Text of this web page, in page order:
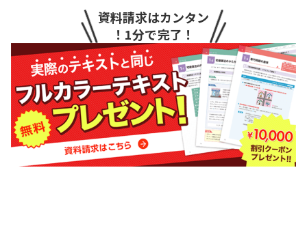
資料請求はカンタン
！1分で完了！